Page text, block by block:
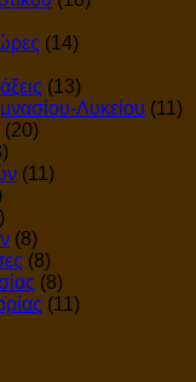
(14)
(13)
Λυκείου (11)
(20)
(11)
(8)
(8)
(8)
(11)